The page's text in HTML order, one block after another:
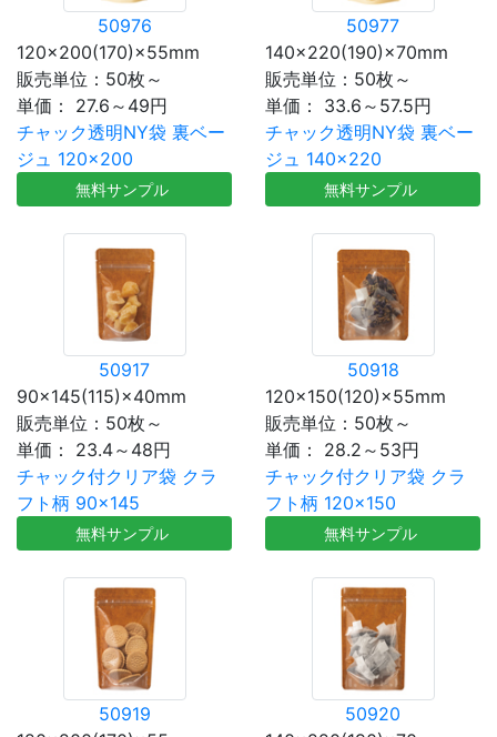
50976
120×200(170)×55mm
販売単位：50枚～
単価：
27.6～49円
チャック透明NY袋 裏ベー
ジュ 120×200
無料サンプル
50977
140×220(190)×70mm
販売単位：50枚～
単価：
33.6～57.5円
チャック透明NY袋 裏ベー
ジュ 140×220
無料サンプル
50917
90×145(115)×40mm
販売単位：50枚～
単価：
23.4～48円
チャック付クリア袋 クラ
フト柄 90×145
無料サンプル
50918
120×150(120)×55mm
販売単位：50枚～
単価：
28.2～53円
チャック付クリア袋 クラ
フト柄 120×150
無料サンプル
50919
50920